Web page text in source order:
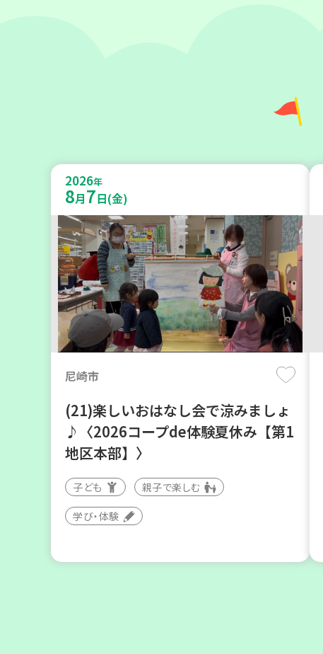
【第3地区本部】地域のつどい場で
憩いのひとときを（第4木曜日に開
催）
カフェ・つどい場
2026年
9 月11日(金)
神戸市東灘区
ルームすみれ会」（毎月第2金曜
2026年
8月7日(金)
尼崎市
(21)楽しいおはなし会で涼みましょ
♪〈2026コープde体験夏休み【第1
地区本部】〉
子ども 親子で楽しむ
学び・体験